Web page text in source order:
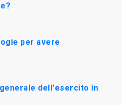
per avere
dell'esercito in